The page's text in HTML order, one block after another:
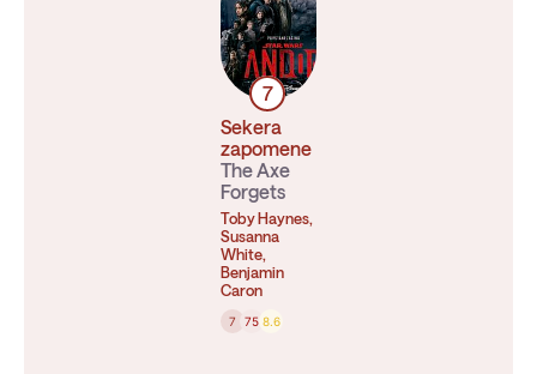
7
Sekera
zapomene
The Axe
Forgets
Toby Haynes,
Susanna
White,
Benjamin
Caron
7 75 8.6